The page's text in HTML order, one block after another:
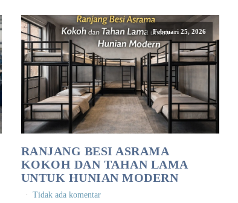
Februari 25, 2026
RANJANG BESI ASRAMA
KOKOH DAN TAHAN LAMA
UNTUK HUNIAN MODERN
Tidak ada komentar